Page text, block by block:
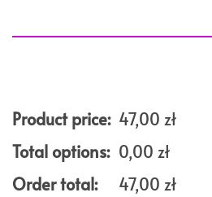
Product price: 47,00 zł
Total options: 0,00 zł
Order total:
47,00 zł